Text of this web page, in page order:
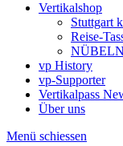
Vertikalshop
Stuttgart
Reise-
vp History
vp-Supporter
Vertikalpass
Über uns
Menü schiessen